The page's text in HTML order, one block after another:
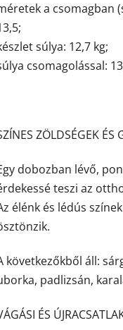
a csomagban
súlya: 12,7 kg;
csomagolással:
ZÖLDSÉGEK ÉS
dobozban lévő,
teszi az
élénk és lédús
következőkből áll:
padlizsán,
ÉS